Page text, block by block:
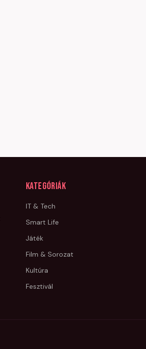
Kategóriák
IT & Tech
Smart Life
Játék
Film & Sorozat
Kultúra
Fesztivál